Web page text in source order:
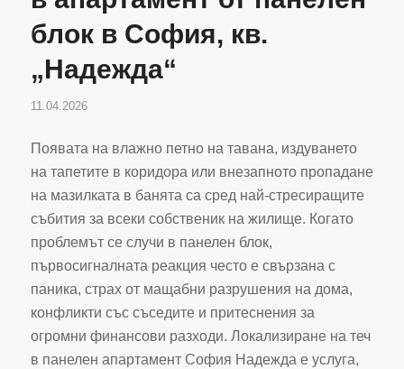
блок в София, кв.
„Надежда“
11.04.2026
Появата на влажно петно на тавана, издуването
на тапетите в коридора или внезапното пропадане
на мазилката в банята са сред най-стресиращите
събития за всеки собственик на жилище. Когато
проблемът се случи в панелен блок,
първосигналната реакция често е свързана с
паника, страх от мащабни разрушения на дома,
конфликти със съседите и притеснения за
огромни финансови разходи. Локализиране на теч
в панелен апартамент София Надежда е услуга,